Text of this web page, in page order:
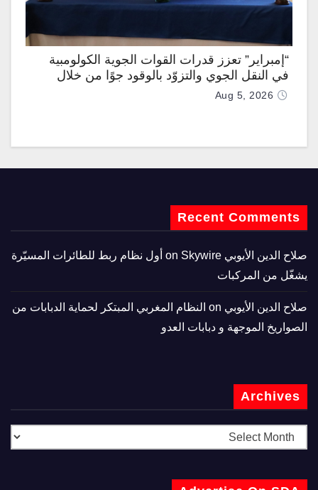
“إمبراير” تعزز قدرات القوات الجوية الكولومبية
في النقل الجوي والتزوّد بالوقود جوًا من خلال
تزويدها بطائرتي “كيه سي-390 ميلينيوم”
Aug 5, 2026
Recent Comments
صلاح الدين الأيوبي
Skywire أول نظام ربط للطائرات المسيّرة
يشغّل من المركبات
صلاح الدين الأيوبي
النظام المغربي المبتكر لحماية الدبابات من
الصواريخ الموجهة و دبابات العدو
Archives